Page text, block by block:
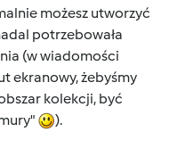
możesz utworzyć
potrzebowała
(w wiadomości
ekranowy, żebyśmy
kolekcji, być
).